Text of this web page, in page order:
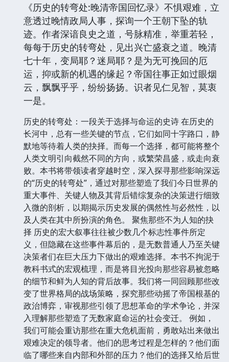
《历史的转弯处:晚清帝国回忆录》不惧艰难，立
意透过晚情政局人事，探询一个王朝下坠的轨
迹。作者深谙良史之道，号脉精准，举重若轻，
每每于历史的转弯处，见出兴亡盛衰之道。晚清
七十年，变局耶？迷局耶？是为无可挽回的厄
运，抑或新的机遇的缘起？帝国往事正如过眼烟
云，飘飘乎乎，纷纷扬扬。识者见仁见智，莫衷
一是。
历史的转弯处：一段关于选择与命运的史诗 在历史的
长河中，总有一些关键的节点，它们如同十字路口，静
默地等待着人类的抉择。而每一个选择，都可能将整个
人类文明引向截然不同的方向，或繁荣昌盛，或走向衰
败。本书将带领读者穿越时空，深入探寻那些影响深远
的“历史的转弯处”，通过对那些塑造了我们今日世界的
重大事件、关键人物及其背后错综复杂的决策进行细致
入微的剖析，以期揭示历史发展的偶然性与必然性，以
及人类在其中所扮演的角色。 聚焦那些不为人知的抉
择 历史的宏大叙事往往被少数几个标志性事件所定
义，但隐藏在这些事件幕后的，是无数普通人乃至关键
决策者们在巨大压力下做出的艰难选择。本书不拘泥于
教科书式的宏观梳理，而是将目光投向那些容易被忽略
的细节和鲜为人知的背后故事。我们将一同回顾那些改
变了世界格局的战场策略，探究那些动摇了帝国根基的
政治博弈，审视那些引领了思想革命的学术争论，并深
入理解那些塑造了无数家庭命运的社会变迁。 例如，
我们可能会重访那些在重大危机面前，勇敢站出来做出
艰难决定的领导者。他们的思考过程是怎样的？他们面
临了哪些来自内部和外部的压力？他们的选择又给后世